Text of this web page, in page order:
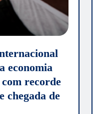
economia
recorde
chegada de